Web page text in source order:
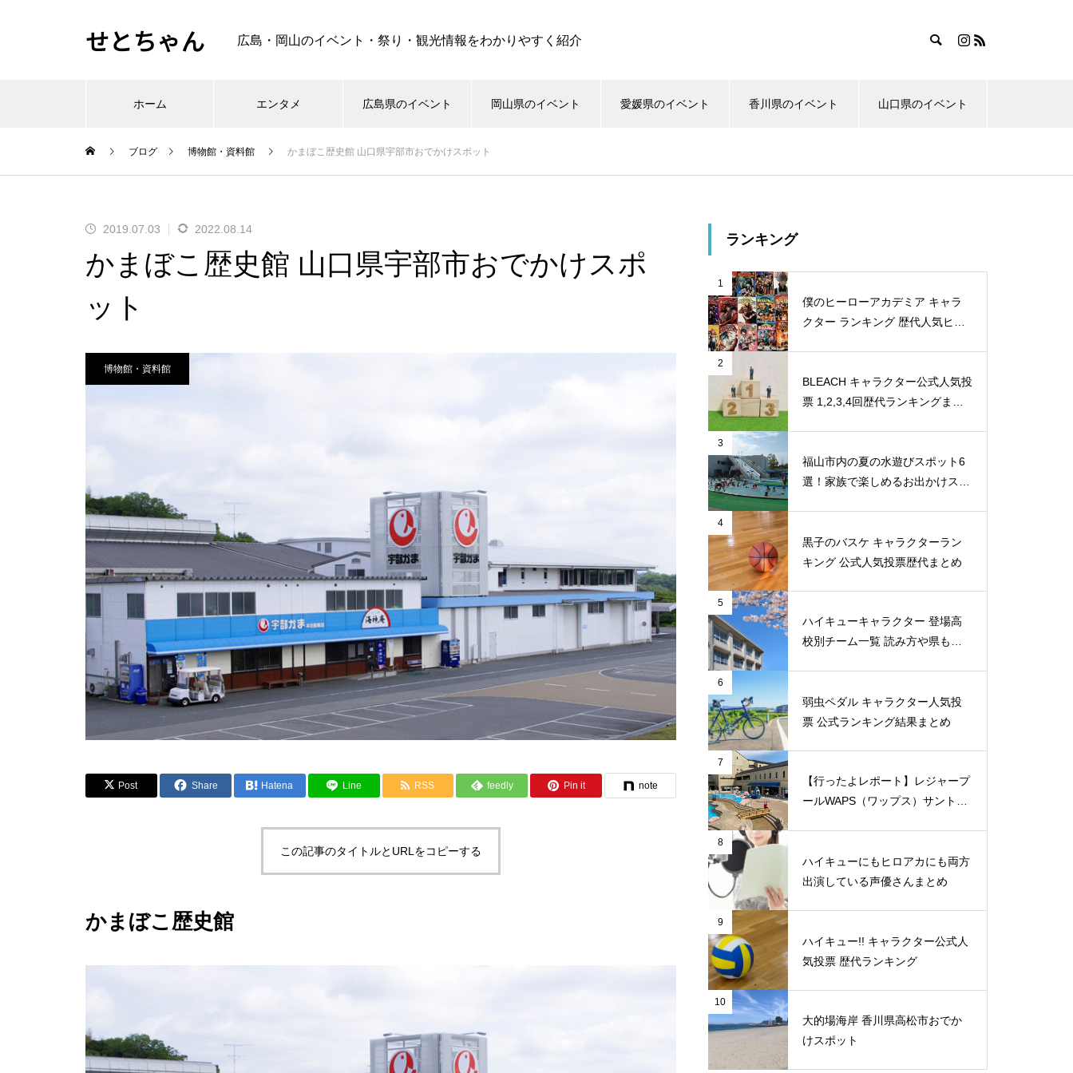
せとちゃん 広島・岡山のイベント・祭り・観光情報をわかりやすく紹介
ホーム エンタメ 広島県のイベント 岡山県のイベント 愛媛県のイベント 香川県のイベント 山口県のイベント
ブログ 博物館・資料館 かまぼこ歴史館 山口県宇部市おでかけスポット
2019.07.03 2022.08.14
かまぼこ歴史館 山口県宇部市おでかけスポ
ット
博物館・資料館
Post Share Hatena Line RSS feedly Pin it note
この記事のタイトルとURLをコピーする
かまぼこ歴史館
ランキング
1
僕のヒーローアカデミア キャラ
クター ランキング 歴代人気ヒー
2
BLEACH キャラクター公式人気投
票 1,2,3,4回歴代ランキングまと
3
福山市内の夏の水遊びスポット6
選！家族で楽しめるお出かけスポ
4
黒子のバスケ キャラクターラン
キング 公式人気投票歴代まとめ
5
ハイキューキャラクター 登場高
校別チーム一覧 読み方や県もま
6
弱虫ペダル キャラクター人気投
票 公式ランキング結果まとめ
7
【行ったよレポート】レジャープ
ールWAPS（ワップス）サントピ
8
ハイキューにもヒロアカにも両方
出演している声優さんまとめ
9
ハイキュー!! キャラクター公式人
気投票 歴代ランキング
10
大的場海岸 香川県高松市おでか
けスポット